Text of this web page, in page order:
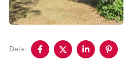
Dela:
Dela
på
Dela
på
Dela
på
på